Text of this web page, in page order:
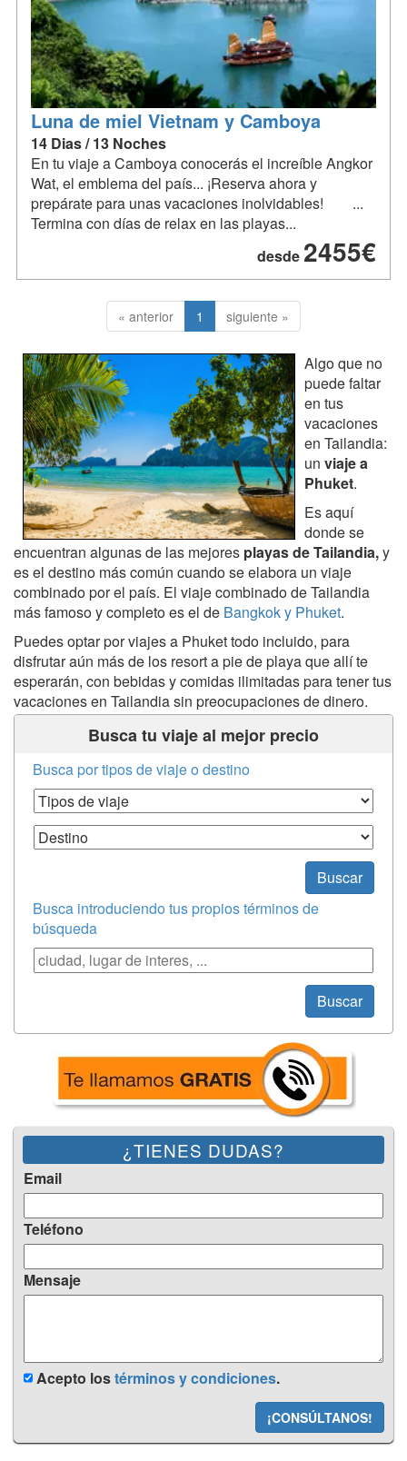
Luna de miel Vietnam y Camboya
14 Dias / 13 Noches
En tu viaje a Camboya conocerás el increíble Angkor
Wat, el emblema del país... ¡Reserva ahora y
prepárate para unas vacaciones inolvidables! ...
Termina con días de relax en las playas...
desde 2455€
« anterior 1 siguiente »
Algo que no
puede faltar
en tus
vacaciones
en Tailandia:
un viaje a
Phuket.
Es aquí
donde se
encuentran algunas de las mejores playas de Tailandia,y
es el destino más común cuando se elabora un viaje
combinado por el país. El viaje combinado de Tailandia
más famoso y completo es el de Bangkok y Phuket.
Puedes optar por viajes a Phuket todo incluido, para
disfrutar aún más de los resort a pie de playa que allí te
esperarán, con bebidas y comidas ilimitadas para tener tus
vacaciones en Tailandia sin preocupaciones de dinero.
Busca tu viaje al mejor precio
Busca por tipos de viaje o destino
Tipos de Viaje
Destino
Buscar
Busca introduciendo tus propios términos de
búsqueda
Búsqueda
Buscar
¿TIENES DUDAS?
Email
Teléfono
Mensaje
Acepto lostérminos y condiciones.
¡CONSÚLTANOS!